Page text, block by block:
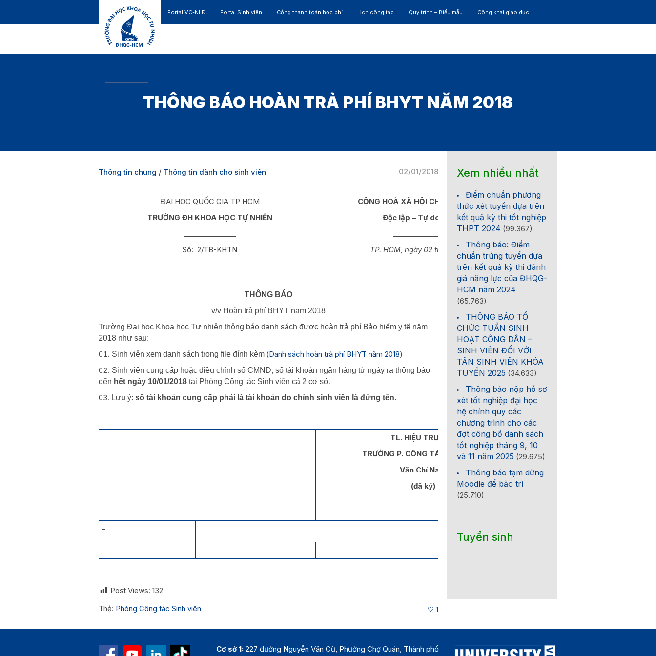
Portal VC-NLĐ Portal Sinh viên Cổng thanh toán học phí Lịch công tác Quy trình – Biểu mẫu Công khai giáo dục
THÔNG BÁO HOÀN TRẢ PHÍ BHYT NĂM 2018
02/01/2018
Thông tin chung / Thông tin dành cho sinh viên
ĐẠI HỌC QUỐC GIA TP HCM
TRƯỜNG ĐH KHOA HỌC TỰ NHIÊN
Số: 2/TB-KHTN
CỘNG HOÀ XÃ HỘI CHỦ NGHĨA VIỆT NAM
Độc lập – Tự do – Hạnh phúc
________________________
TP. HCM, ngày 02 tháng 01 năm 2018
THÔNG BÁO
v/v Hoàn trả phí BHYT năm 2018
Trường Đại học Khoa học Tự nhiên thông báo danh sách được hoàn trả phí Bảo hiểm y tế năm
2018 như sau:
Sinh viên xem danh sách trong file đính kèm (Danh sách hoàn trả phí BHYT năm 2018)
Sinh viên cung cấp hoặc điều chỉnh số CMND, số tài khoản ngân hàng từ ngày ra thông báo
đến hết ngày 10/01/2018 tại Phòng Công tác Sinh viên cả 2 cơ sở.
Lưu ý: số tài khoản cung cấp phải là tài khoản do chính sinh viên là đứng tên.
TL. HIỆU TRƯỞNG
TRƯỞNG P. CÔNG TÁC SINH VIÊN
Văn Chí Nam
(đã ký)
–
Post Views: 132
Thẻ: Phòng Công tác Sinh viên 1
Xem nhiều nhất
Điểm chuẩn phương
thức xét tuyển dựa trên
kết quả kỳ thi tốt nghiệp
THPT 2024 (99.367)
Thông báo: Điểm
chuẩn trúng tuyển dựa
trên kết quả kỳ thi đánh
giá năng lực của ĐHQG-
HCM năm 2024
(65.763)
THÔNG BÁO TỔ
CHỨC TUẦN SINH
HOẠT CÔNG DÂN –
SINH VIÊN ĐỐI VỚI
TÂN SINH VIÊN KHÓA
TUYỂN 2025 (34.633)
Thông báo nộp hồ sơ
xét tốt nghiệp đại học
hệ chính quy các
chương trình cho các
đợt công bố danh sách
tốt nghiệp tháng 9, 10
và 11 năm 2025 (29.675)
Thông báo tạm dừng
Moodle để bảo trì
(25.710)
Tuyển sinh
Cơ sở 1: 227 đường Nguyễn Văn Cừ, Phường Chợ Quán, Thành phố